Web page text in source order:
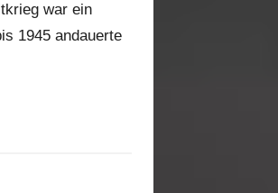
war ein
1945 andauerte